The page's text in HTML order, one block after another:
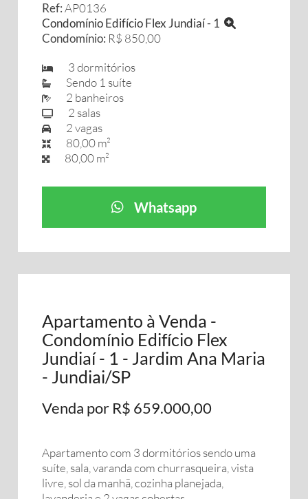
Ref:AP0136
Condomínio Edifício Flex Jundiaí - 1
Condomínio: R$ 850,00
3 dormitórios
Sendo 1 suíte
2 banheiros
2 salas
2 vagas
80,00 m²
80,00 m²
Whatsapp
Apartamento à Venda -
Condomínio Edifício Flex
Jundiaí - 1 - Jardim Ana Maria
- Jundiai/SP
Venda por R$ 659.000,00
Apartamento com 3 dormitórios sendo uma
suíte, sala, varanda com churrasqueira, vista
livre, sol da manhã, cozinha planejada,